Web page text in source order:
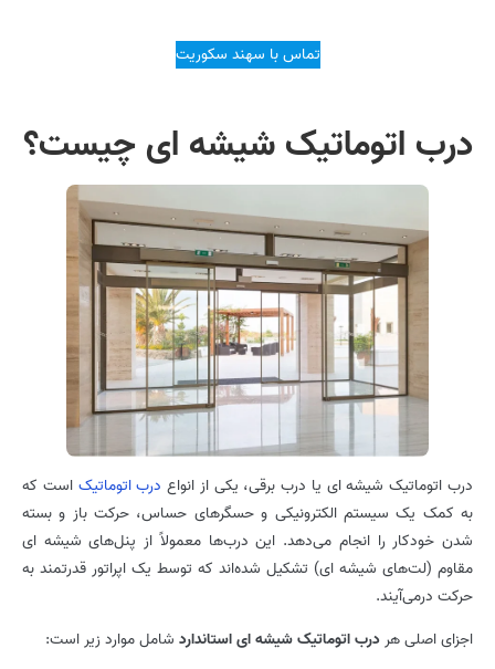
تماس با سهند سکوریت
درب اتوماتیک شیشه ای چیست؟
درب اتوماتیک شیشه ای یا درب برقی، یکی از انواع درب اتوماتیک است که
به کمک یک سیستم الکترونیکی و حسگرهای حساس، حرکت باز و بسته
شدن خودکار را انجام می‌دهد. این درب‌ها معمولاً از پنل‌های شیشه ای
مقاوم (لت‌های شیشه ای) تشکیل شده‌اند که توسط یک اپراتور قدرتمند به
حرکت درمی‌آیند.
اجزای اصلی هردرب اتوماتیک شیشه ای استاندارد شامل موارد زیر است: